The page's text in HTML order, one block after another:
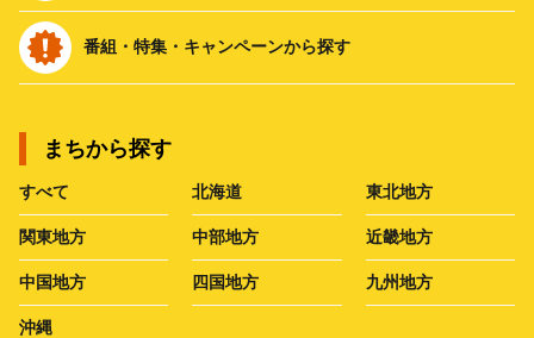
番組・特集・キャンペーンから探す
まちから探す
すべて 北海道 東北地方
関東地方 中部地方 近畿地方
中国地方 四国地方 九州地方
沖縄